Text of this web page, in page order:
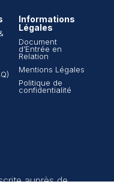
Informations
Légales
Document
d’Entrée en
Relation
Mentions Légales
Politique de
confidentialité
auprès de